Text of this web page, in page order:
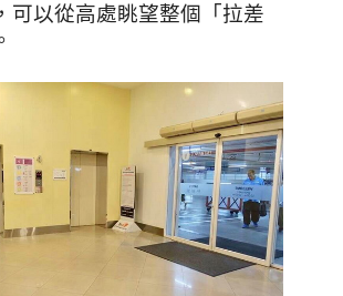
可以從高處眺望整個「拉差